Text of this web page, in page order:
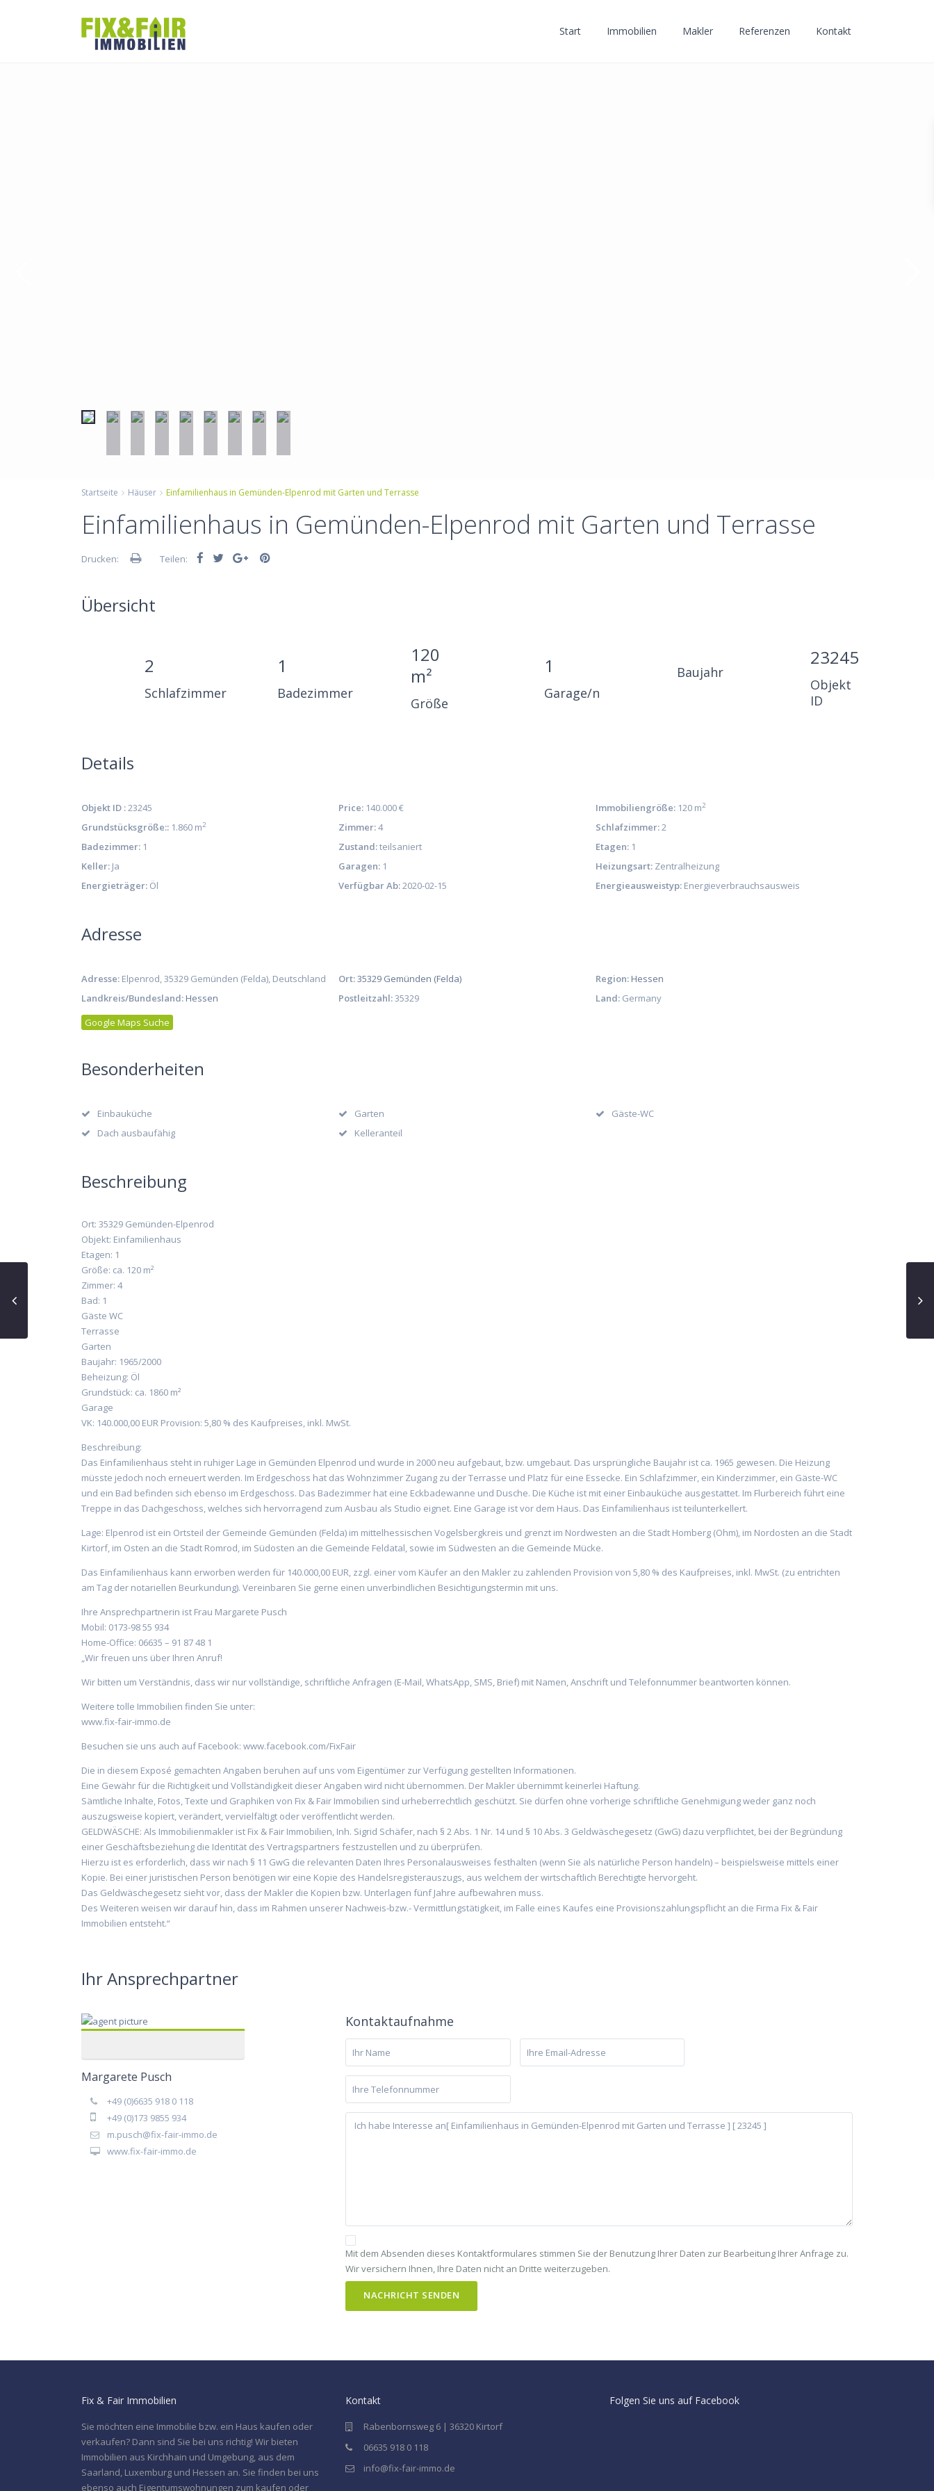
Start Immobilien Makler Referenzen Kontakt
Startseite Häuser Einfamilienhaus in Gemünden-Elpenrod mit Garten und Terrasse
Einfamilienhaus in Gemünden-Elpenrod mit Garten und Terrasse
Drucken: Teilen:
Übersicht
2
Schlafzimmer
1
Badezimmer
120
m²
Größe
1
Garage/n
Baujahr
23245
Objekt
ID
Details
Objekt ID :23245 Price: 140.000 € Immobiliengröße: 120 m2
Grundstücksgröße:: 1.860 m2 Zimmer:4 Schlafzimmer:2
Badezimmer: 1 Zustand:teilsaniert Etagen: 1
Keller: Ja Garagen: 1 Heizungsart: Zentralheizung
Energieträger: Öl Verfügbar Ab:2020-02-15 Energieausweistyp: Energieverbrauchsausweis
Adresse
Adresse: Elpenrod, 35329 Gemünden (Felda), Deutschland Ort:35329 Gemünden (Felda) Region: Hessen
Landkreis/Bundesland: Hessen Postleitzahl:35329 Land: Germany
Google Maps Suche
Besonderheiten
Einbauküche Garten
Gäste-WC
Dach ausbaufähig
Kelleranteil
Beschreibung
Ort: 35329 Gemünden-Elpenrod
Objekt: Einfamilienhaus
Etagen: 1
Größe: ca. 120 m²
Zimmer: 4
Bad: 1
Gäste WC
Terrasse
Garten
Baujahr: 1965/2000
Beheizung: Öl
Grundstück: ca. 1860 m²
Garage
VK: 140.000,00 EUR Provision: 5,80 % des Kaufpreises, inkl. MwSt.
Beschreibung:
Das Einfamilienhaus steht in ruhiger Lage in Gemünden Elpenrod und wurde in 2000 neu aufgebaut, bzw. umgebaut. Das ursprüngliche Baujahr ist ca. 1965 gewesen. Die Heizung
müsste jedoch noch erneuert werden. Im Erdgeschoss hat das Wohnzimmer Zugang zu der Terrasse und Platz für eine Essecke. Ein Schlafzimmer, ein Kinderzimmer, ein Gäste-WC
und ein Bad befinden sich ebenso im Erdgeschoss. Das Badezimmer hat eine Eckbadewanne und Dusche. Die Küche ist mit einer Einbauküche ausgestattet. Im Flurbereich führt eine
Treppe in das Dachgeschoss, welches sich hervorragend zum Ausbau als Studio eignet. Eine Garage ist vor dem Haus. Das Einfamilienhaus ist teilunterkellert.
Lage: Elpenrod ist ein Ortsteil der Gemeinde Gemünden (Felda) im mittelhessischen Vogelsbergkreis und grenzt im Nordwesten an die Stadt Homberg (Ohm), im Nordosten an die Stadt
Kirtorf, im Osten an die Stadt Romrod, im Südosten an die Gemeinde Feldatal, sowie im Südwesten an die Gemeinde Mücke.
Das Einfamilienhaus kann erworben werden für 140.000,00 EUR, zzgl. einer vom Käufer an den Makler zu zahlenden Provision von 5,80 % des Kaufpreises, inkl. MwSt. (zu entrichten
am Tag der notariellen Beurkundung). Vereinbaren Sie gerne einen unverbindlichen Besichtigungstermin mit uns.
Ihre Ansprechpartnerin ist Frau Margarete Pusch
Mobil: 0173-98 55 934
Home-Office: 06635 – 91 87 48 1
„Wir freuen uns über Ihren Anruf!
Wir bitten um Verständnis, dass wir nur vollständige, schriftliche Anfragen (E-Mail, WhatsApp, SMS, Brief) mit Namen, Anschrift und Telefonnummer beantworten können.
Weitere tolle Immobilien finden Sie unter:
www.fix-fair-immo.de
Besuchen sie uns auch auf Facebook: www.facebook.com/FixFair
Die in diesem Exposé gemachten Angaben beruhen auf uns vom Eigentümer zur Verfügung gestellten Informationen.
Eine Gewähr für die Richtigkeit und Vollständigkeit dieser Angaben wird nicht übernommen. Der Makler übernimmt keinerlei Haftung.
Sämtliche Inhalte, Fotos, Texte und Graphiken von Fix & Fair Immobilien sind urheberrechtlich geschützt. Sie dürfen ohne vorherige schriftliche Genehmigung weder ganz noch
auszugsweise kopiert, verändert, vervielfältigt oder veröffentlicht werden.
GELDWÄSCHE: Als Immobilienmakler ist Fix & Fair Immobilien, Inh. Sigrid Schäfer, nach § 2 Abs. 1 Nr. 14 und § 10 Abs. 3 Geldwäschegesetz (GwG) dazu verpflichtet, bei der Begründung
einer Geschäftsbeziehung die Identität des Vertragspartners festzustellen und zu überprüfen.
Hierzu ist es erforderlich, dass wir nach § 11 GwG die relevanten Daten Ihres Personalausweises festhalten (wenn Sie als natürliche Person handeln) – beispielsweise mittels einer
Kopie. Bei einer juristischen Person benötigen wir eine Kopie des Handelsregisterauszugs, aus welchem der wirtschaftlich Berechtigte hervorgeht.
Das Geldwäschegesetz sieht vor, dass der Makler die Kopien bzw. Unterlagen fünf Jahre aufbewahren muss.
Des Weiteren weisen wir darauf hin, dass im Rahmen unserer Nachweis-bzw.- Vermittlungstätigkeit, im Falle eines Kaufes eine Provisionszahlungspflicht an die Firma Fix & Fair
Immobilien entsteht.“
Ihr Ansprechpartner
Margarete Pusch
+49 (0)6635 918 0 118
+49 (0)173 9855 934
m.pusch@fix-fair-immo.de
www.fix-fair-immo.de
Kontaktaufnahme
Mit dem Absenden dieses Kontaktformulares stimmen Sie der Benutzung Ihrer Daten zur Bearbeitung Ihrer Anfrage zu.
Wir versichern Ihnen, Ihre Daten nicht an Dritte weiterzugeben.
Fix & Fair Immobilien
Sie möchten eine Immobilie bzw. ein Haus kaufen oder
verkaufen? Dann sind Sie bei uns richtig! Wir bieten
Immobilien aus Kirchhain und Umgebung, aus dem
Saarland, Luxemburg und Hessen an. Sie finden bei uns
ebenso auch Eigentumswohnungen zum kaufen oder
Kontakt
Rabenbornsweg 6 | 36320 Kirtorf
06635 918 0 118
info@fix-fair-immo.de
Folgen Sie uns auf Facebook